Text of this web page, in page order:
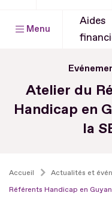
Menu
Aides
Atelier du
Handicap en
la
Accueil Actualités et
Référents Handicap en